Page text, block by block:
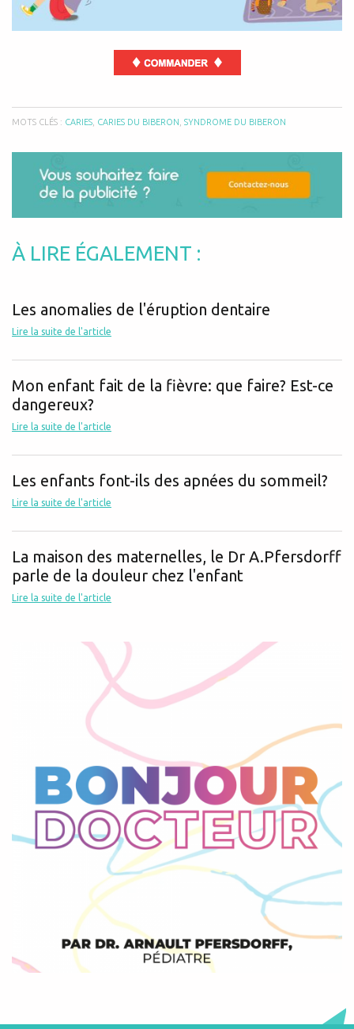
MOTS CLÉS : CARIES CARIES DU BIBERON SYNDROME DU BIBERON
À LIRE ÉGALEMENT :
Les anomalies de l'éruption dentaire
Lire la suite de l'article
Mon enfant fait de la fièvre: que faire? Est-ce
dangereux?
Lire la suite de l'article
Les enfants font-ils des apnées du sommeil?
Lire la suite de l'article
La maison des maternelles, le Dr A.Pfersdorff
parle de la douleur chez l'enfant
Lire la suite de l'article